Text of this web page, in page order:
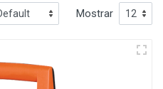
Mostrar